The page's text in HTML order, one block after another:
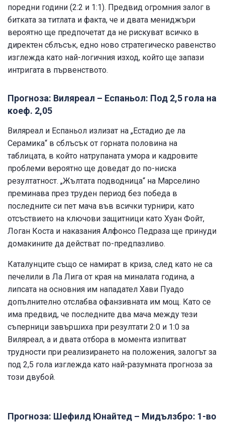
поредни години (2:2 и 1:1). Предвид огромния залог в
битката за титлата и факта, че и двата мениджъри
вероятно ще предпочетат да не рискуват всичко в
директен сблъсък, едно ново стратегическо равенство
изглежда като най-логичния изход, който ще запази
интригата в първенството.
Прогноза: Виляреал – Еспаньол: Под 2,5 гола на
коеф. 2,05
Виляреал и Еспаньол излизат на „Естадио де ла
Серамика“ в сблъсък от горната половина на
таблицата, в който натрупаната умора и кадровите
проблеми вероятно ще доведат до по-ниска
резултатност. „Жълтата подводница“ на Марселино
преминава през труден период без победа в
последните си пет мача във всички турнири, като
отсъствието на ключови защитници като Хуан Фойт,
Логан Коста и наказания Алфонсо Педраза ще принуди
домакините да действат по-предпазливо.
Каталунците също се намират в криза, след като не са
печелили в Ла Лига от края на миналата година, а
липсата на основния им нападател Хави Пуадо
допълнително отслабва офанзивната им мощ. Като се
има предвид, че последните два мача между тези
съперници завършиха при резултати 2:0 и 1:0 за
Виляреал, а и двата отбора в момента изпитват
трудности при реализирането на положения, залогът за
под 2,5 гола изглежда като най-разумната прогноза за
този двубой.
Прогноза: Шефилд Юнайтед – Мидълзбро: 1-во